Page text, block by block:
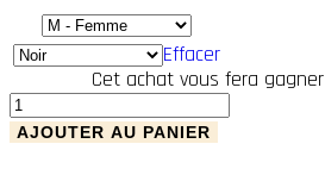
Effacer
Cet achat vous fera gagner
quantité
de
AJOUTER AU PANIER